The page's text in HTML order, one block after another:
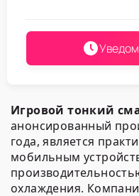
Игровой тонкий
анонсированный
года, является
мобильным
охлаждения.